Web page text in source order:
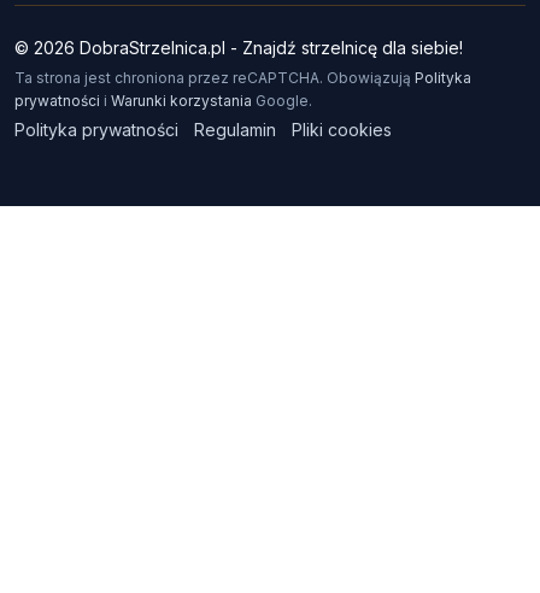
© 2026 DobraStrzelnica.pl - Znajdź strzelnicę dla siebie!
Ta strona jest chroniona przez reCAPTCHA. Obowiązują Polityka
prywatności i Warunki korzystania Google.
Polityka prywatności Regulamin Pliki cookies